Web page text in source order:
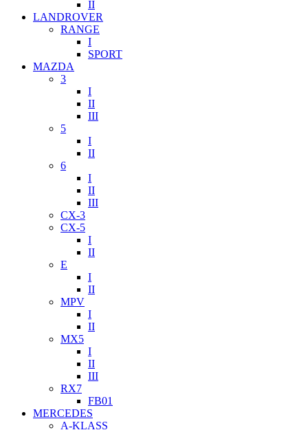
II
LANDROVER
RANGE
I
SPORT
MAZDA
3
I
II
III
5
I
II
6
I
II
III
CX-3
CX-5
I
II
E
I
II
MPV
I
II
MX5
I
II
III
RX7
FB01
MERCEDES
A-KLASS